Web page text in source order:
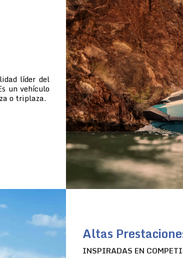
líder del
un vehículo
o triplaza.
Altas
INSPIRADAS EN